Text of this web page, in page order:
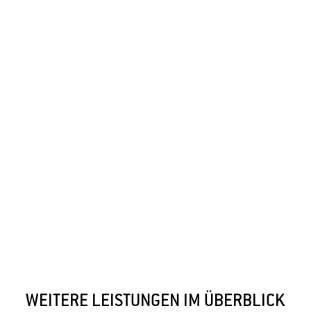
WEITERE LEISTUNGEN IM ÜBERBLICK